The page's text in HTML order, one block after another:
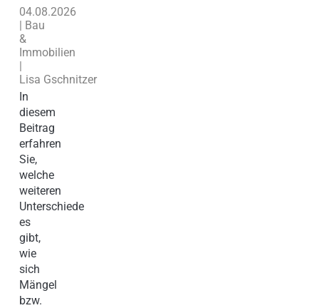
04.08.2026
| Bau
&
Immobilien
|
Lisa Gschnitzer
In
diesem
Beitrag
erfahren
Sie,
welche
weiteren
Unterschiede
es
gibt,
wie
sich
Mängel
bzw.